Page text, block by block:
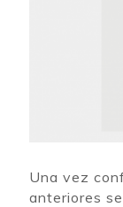
Una vez
anteriores